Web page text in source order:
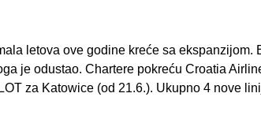
letova ove godine kreće sa ekspanzijom.
je odustao. Chartere pokreću Croatia
za Katowice (od 21.6.). Ukupno 4 nove